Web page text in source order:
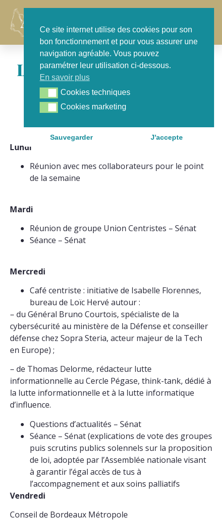
Agenda
L'agenda de cette semaine
Lundi
Réunion avec mes collaborateurs pour le point
de la semaine
Mardi
Réunion de groupe Union Centristes – Sénat
Séance – Sénat
Mercredi
Café centriste : initiative de Isabelle Florennes,
bureau de Loïc Hervé autour :
– du Général Bruno Courtois, spécialiste de la
cybersécurité au ministère de la Défense et conseiller
défense chez Sopra Steria, acteur majeur de la Tech
en Europe) ;
– de Thomas Delorme, rédacteur lutte
informationnelle au Cercle Pégase, think-tank, dédié à
la lutte informationnelle et à la lutte informatique
d’influence.
Questions d’actualités – Sénat
Séance – Sénat (explications de vote des groupes
puis scrutins publics solennels sur la proposition
de loi, adoptée par l’Assemblée nationale visant
à garantir l’égal accès de tus à
l’accompagnement et aux soins palliatifs
Vendredi
Conseil de Bordeaux Métropole
Ce site internet utilise des cookies pour son
bon fonctionnement et pour vous assurer une
navigation agréable. Vous pouvez
paramétrer leur utilisation ci-dessous.
En savoir plus
Cookies techniques
Cookies techniques
Cookies marketing
Cookies marketing
Sauvegarder J'accepte